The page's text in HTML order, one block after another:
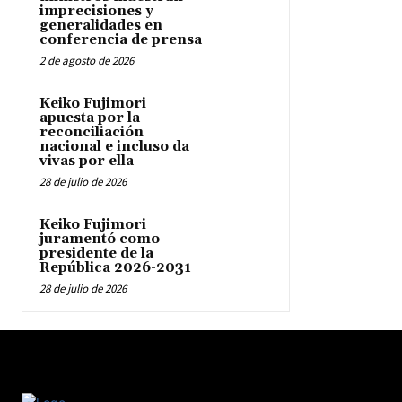
imprecisiones y
generalidades en
conferencia de prensa
2 de agosto de 2026
Keiko Fujimori
apuesta por la
reconciliación
nacional e incluso da
vivas por ella
28 de julio de 2026
Keiko Fujimori
juramentó como
presidente de la
República 2026-2031
28 de julio de 2026